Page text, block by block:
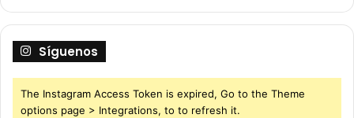
Síguenos
The Instagram Access Token is expired, Go to the Theme
options page > Integrations, to to refresh it.